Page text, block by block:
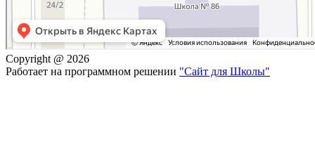
Copyright @ 2026
Работает на программном решении "Сайт для Школы"